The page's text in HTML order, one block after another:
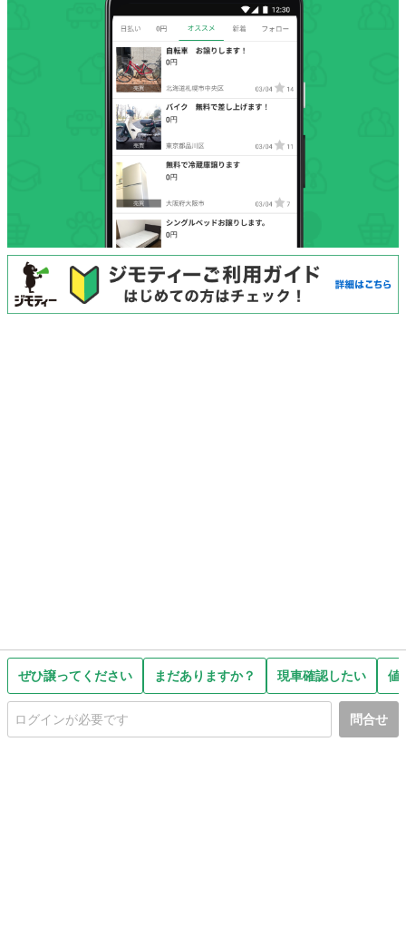
ぜひ譲ってください まだありますか？ 現車確認したい 値
問合せ